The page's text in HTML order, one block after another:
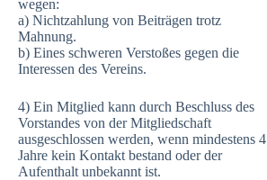
wegen:
a) Nichtzahlung von Beiträgen trotz
Mahnung.
b) Eines schweren Verstoßes gegen die
Interessen des Vereins.
4) Ein Mitglied kann durch Beschluss des
Vorstandes von der Mitgliedschaft
ausgeschlossen werden, wenn mindestens 4
Jahre kein Kontakt bestand oder der
Aufenthalt unbekannt ist.